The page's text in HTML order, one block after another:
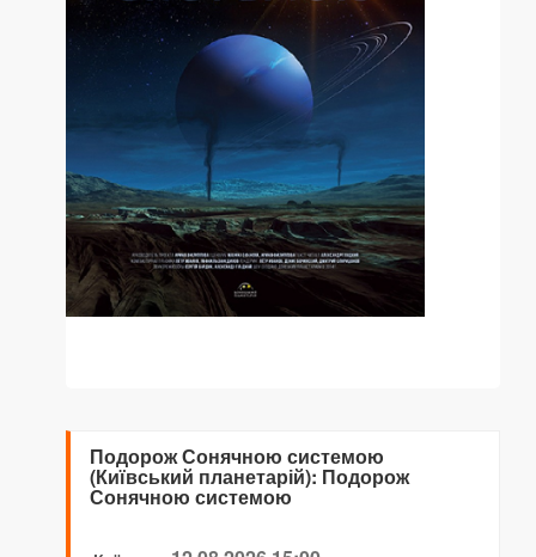
Подорож Сонячною системою
(Київський планетарій): Подорож
Сонячною системою